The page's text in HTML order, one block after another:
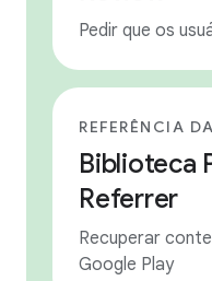
Pedir que os
REFERÊNCIA
Biblioteca
Referrer
Recuperar
Google Play